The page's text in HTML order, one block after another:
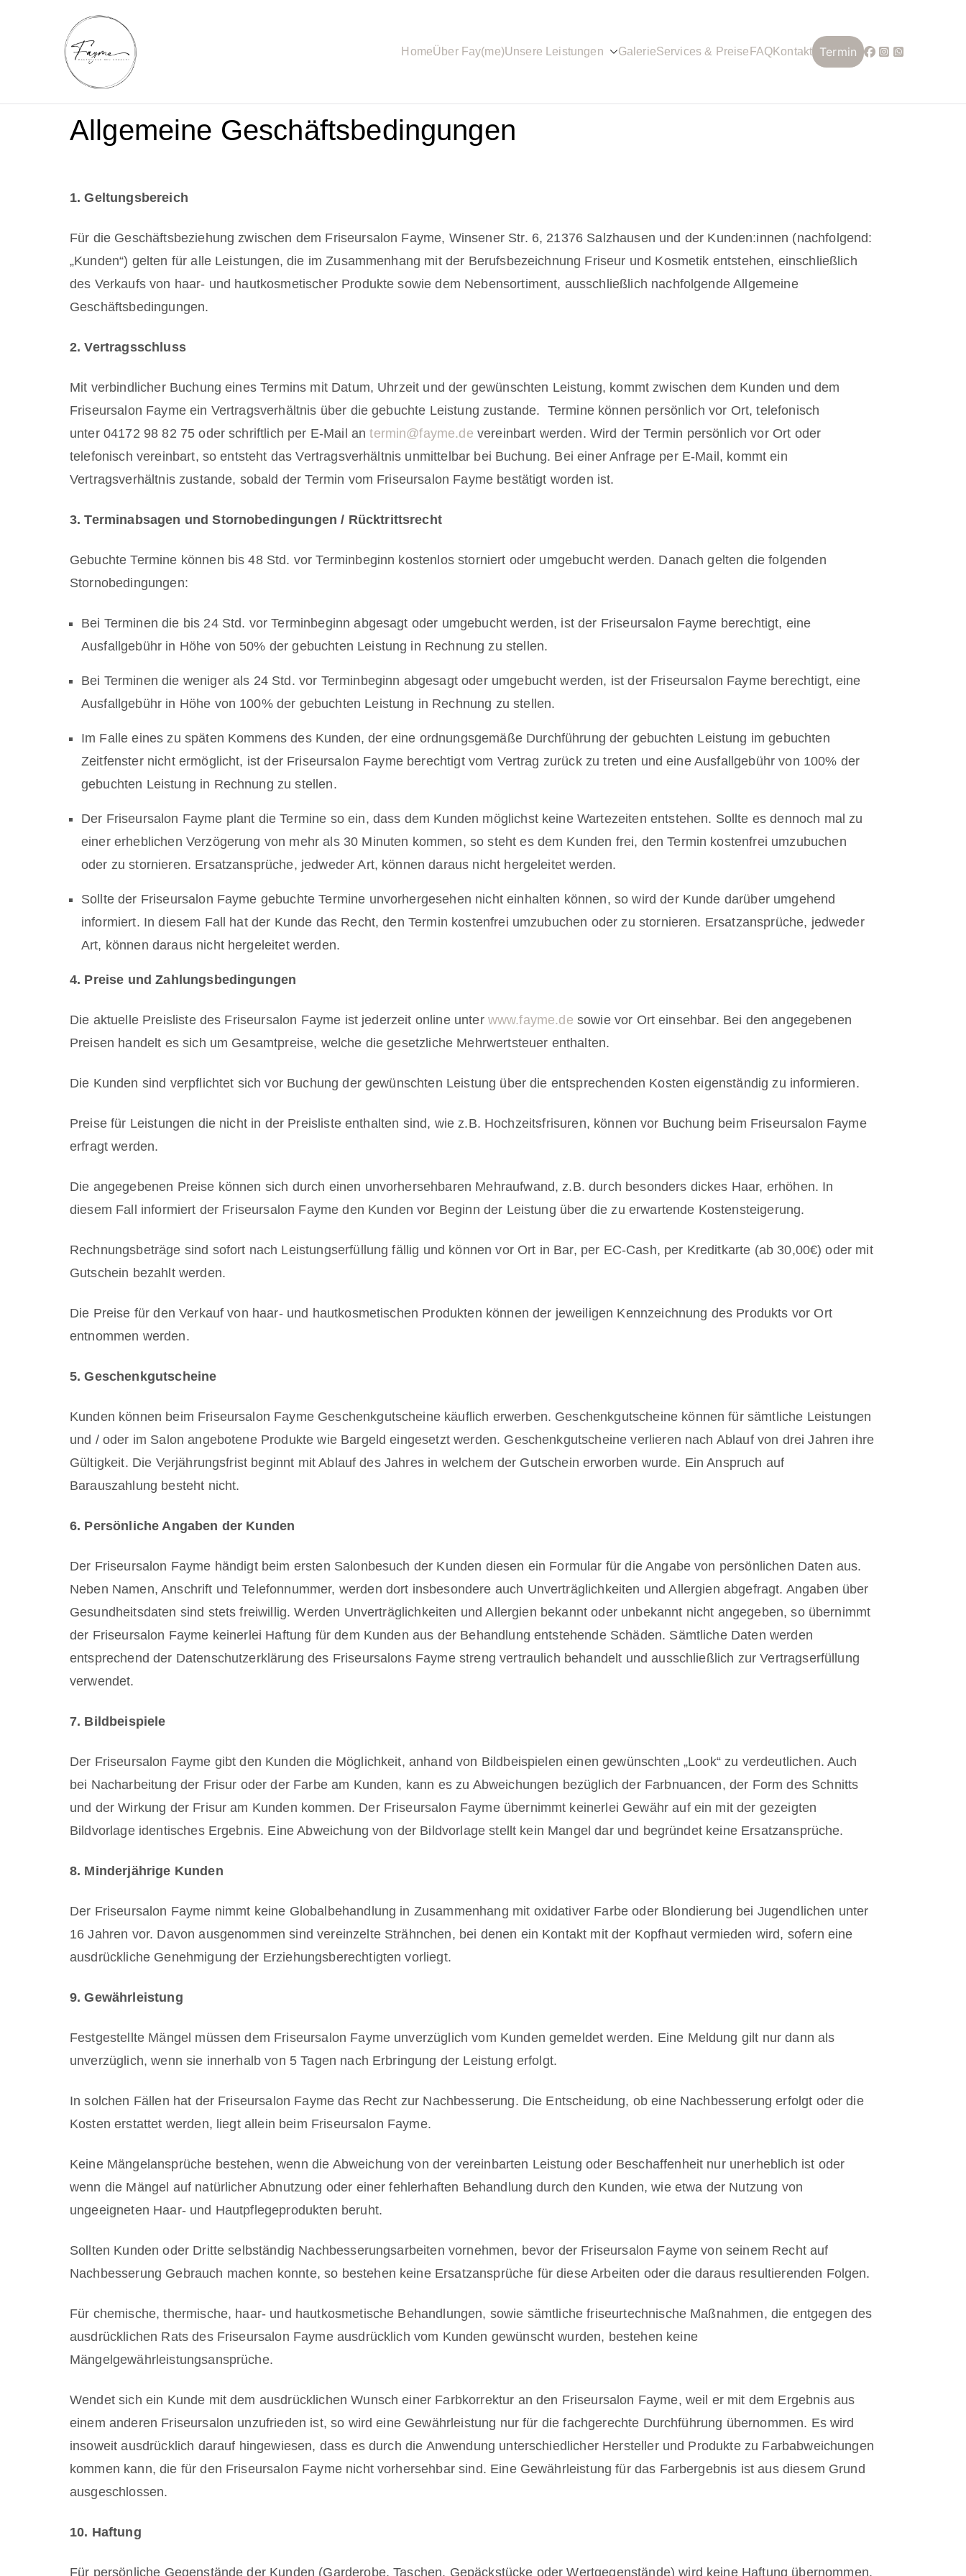
HomeÜber Fay(me)Unsere Leistungen GalerieServices & Preise FAQKontakt Termin
Allgemeine Geschäftsbedingungen
1. Geltungsbereich
Für die Geschäftsbeziehung zwischen dem Friseursalon Fayme, Winsener Str. 6, 21376 Salzhausen und der Kunden:innen (nachfolgend:
„Kunden“) gelten für alle Leistungen, die im Zusammenhang mit der Berufsbezeichnung Friseur und Kosmetik entstehen, einschließlich
des Verkaufs von haar- und hautkosmetischer Produkte sowie dem Nebensortiment, ausschließlich nachfolgende Allgemeine
Geschäftsbedingungen.
2. Vertragsschluss
Mit verbindlicher Buchung eines Termins mit Datum, Uhrzeit und der gewünschten Leistung, kommt zwischen dem Kunden und dem
Friseursalon Fayme ein Vertragsverhältnis über die gebuchte Leistung zustande. Termine können persönlich vor Ort, telefonisch
unter 04172 98 82 75 oder schriftlich per E-Mail antermin@fayme.de vereinbart werden. Wird der Termin persönlich vor Ort oder
telefonisch vereinbart, so entsteht das Vertragsverhältnis unmittelbar bei Buchung. Bei einer Anfrage per E-Mail, kommt ein
Vertragsverhältnis zustande, sobald der Termin vom Friseursalon Fayme bestätigt worden ist.
3. Terminabsagen und Stornobedingungen / Rücktrittsrecht
Gebuchte Termine können bis 48 Std. vor Terminbeginn kostenlos storniert oder umgebucht werden. Danach gelten die folgenden
Stornobedingungen:
Bei Terminen die bis 24 Std. vor Terminbeginn abgesagt oder umgebucht werden, ist der Friseursalon Fayme berechtigt, eine
Ausfallgebühr in Höhe von 50% der gebuchten Leistung in Rechnung zu stellen.
Bei Terminen die weniger als 24 Std. vor Terminbeginn abgesagt oder umgebucht werden, ist der Friseursalon Fayme berechtigt, eine
Ausfallgebühr in Höhe von 100% der gebuchten Leistung in Rechnung zu stellen.
Im Falle eines zu späten Kommens des Kunden, der eine ordnungsgemäße Durchführung der gebuchten Leistung im gebuchten
Zeitfenster nicht ermöglicht, ist der Friseursalon Fayme berechtigt vom Vertrag zurück zu treten und eine Ausfallgebühr von 100% der
gebuchten Leistung in Rechnung zu stellen.
Der Friseursalon Fayme plant die Termine so ein, dass dem Kunden möglichst keine Wartezeiten entstehen. Sollte es dennoch mal zu
einer erheblichen Verzögerung von mehr als 30 Minuten kommen, so steht es dem Kunden frei, den Termin kostenfrei umzubuchen
oder zu stornieren. Ersatzansprüche, jedweder Art, können daraus nicht hergeleitet werden.
Sollte der Friseursalon Fayme gebuchte Termine unvorhergesehen nicht einhalten können, so wird der Kunde darüber umgehend
informiert. In diesem Fall hat der Kunde das Recht, den Termin kostenfrei umzubuchen oder zu stornieren. Ersatzansprüche, jedweder
Art, können daraus nicht hergeleitet werden.
4. Preise und Zahlungsbedingungen
Die aktuelle Preisliste des Friseursalon Fayme ist jederzeit online unter www.fayme.de sowie vor Ort einsehbar. Bei den angegebenen
Preisen handelt es sich um Gesamtpreise, welche die gesetzliche Mehrwertsteuer enthalten.
Die Kunden sind verpflichtet sich vor Buchung der gewünschten Leistung über die entsprechenden Kosten eigenständig zu informieren.
Preise für Leistungen die nicht in der Preisliste enthalten sind, wie z.B. Hochzeitsfrisuren, können vor Buchung beim Friseursalon Fayme
erfragt werden.
Die angegebenen Preise können sich durch einen unvorhersehbaren Mehraufwand, z.B. durch besonders dickes Haar, erhöhen. In
diesem Fall informiert der Friseursalon Fayme den Kunden vor Beginn der Leistung über die zu erwartende Kostensteigerung.
Rechnungsbeträge sind sofort nach Leistungserfüllung fällig und können vor Ort in Bar, per EC-Cash, per Kreditkarte (ab 30,00€) oder mit
Gutschein bezahlt werden.
Die Preise für den Verkauf von haar- und hautkosmetischen Produkten können der jeweiligen Kennzeichnung des Produkts vor Ort
entnommen werden.
5. Geschenkgutscheine
Kunden können beim Friseursalon Fayme Geschenkgutscheine käuflich erwerben. Geschenkgutscheine können für sämtliche Leistungen
und / oder im Salon angebotene Produkte wie Bargeld eingesetzt werden. Geschenkgutscheine verlieren nach Ablauf von drei Jahren ihre
Gültigkeit. Die Verjährungsfrist beginnt mit Ablauf des Jahres in welchem der Gutschein erworben wurde. Ein Anspruch auf
Barauszahlung besteht nicht.
6. Persönliche Angaben der Kunden
Der Friseursalon Fayme händigt beim ersten Salonbesuch der Kunden diesen ein Formular für die Angabe von persönlichen Daten aus.
Neben Namen, Anschrift und Telefonnummer, werden dort insbesondere auch Unverträglichkeiten und Allergien abgefragt. Angaben über
Gesundheitsdaten sind stets freiwillig. Werden Unverträglichkeiten und Allergien bekannt oder unbekannt nicht angegeben, so übernimmt
der Friseursalon Fayme keinerlei Haftung für dem Kunden aus der Behandlung entstehende Schäden. Sämtliche Daten werden
entsprechend der Datenschutzerklärung des Friseursalons Fayme streng vertraulich behandelt und ausschließlich zur Vertragserfüllung
verwendet.
7. Bildbeispiele
Der Friseursalon Fayme gibt den Kunden die Möglichkeit, anhand von Bildbeispielen einen gewünschten „Look“ zu verdeutlichen. Auch
bei Nacharbeitung der Frisur oder der Farbe am Kunden, kann es zu Abweichungen bezüglich der Farbnuancen, der Form des Schnitts
und der Wirkung der Frisur am Kunden kommen. Der Friseursalon Fayme übernimmt keinerlei Gewähr auf ein mit der gezeigten
Bildvorlage identisches Ergebnis. Eine Abweichung von der Bildvorlage stellt kein Mangel dar und begründet keine Ersatzansprüche.
8. Minderjährige Kunden
Der Friseursalon Fayme nimmt keine Globalbehandlung in Zusammenhang mit oxidativer Farbe oder Blondierung bei Jugendlichen unter
16 Jahren vor. Davon ausgenommen sind vereinzelte Strähnchen, bei denen ein Kontakt mit der Kopfhaut vermieden wird, sofern eine
ausdrückliche Genehmigung der Erziehungsberechtigten vorliegt.
9. Gewährleistung
Festgestellte Mängel müssen dem Friseursalon Fayme unverzüglich vom Kunden gemeldet werden. Eine Meldung gilt nur dann als
unverzüglich, wenn sie innerhalb von 5 Tagen nach Erbringung der Leistung erfolgt.
In solchen Fällen hat der Friseursalon Fayme das Recht zur Nachbesserung. Die Entscheidung, ob eine Nachbesserung erfolgt oder die
Kosten erstattet werden, liegt allein beim Friseursalon Fayme.
Keine Mängelansprüche bestehen, wenn die Abweichung von der vereinbarten Leistung oder Beschaffenheit nur unerheblich ist oder
wenn die Mängel auf natürlicher Abnutzung oder einer fehlerhaften Behandlung durch den Kunden, wie etwa der Nutzung von
ungeeigneten Haar- und Hautpflegeprodukten beruht.
Sollten Kunden oder Dritte selbständig Nachbesserungsarbeiten vornehmen, bevor der Friseursalon Fayme von seinem Recht auf
Nachbesserung Gebrauch machen konnte, so bestehen keine Ersatzansprüche für diese Arbeiten oder die daraus resultierenden Folgen.
Für chemische, thermische, haar- und hautkosmetische Behandlungen, sowie sämtliche friseurtechnische Maßnahmen, die entgegen des
ausdrücklichen Rats des Friseursalon Fayme ausdrücklich vom Kunden gewünscht wurden, bestehen keine
Mängelgewährleistungsansprüche.
Wendet sich ein Kunde mit dem ausdrücklichen Wunsch einer Farbkorrektur an den Friseursalon Fayme, weil er mit dem Ergebnis aus
einem anderen Friseursalon unzufrieden ist, so wird eine Gewährleistung nur für die fachgerechte Durchführung übernommen. Es wird
insoweit ausdrücklich darauf hingewiesen, dass es durch die Anwendung unterschiedlicher Hersteller und Produkte zu Farbabweichungen
kommen kann, die für den Friseursalon Fayme nicht vorhersehbar sind. Eine Gewährleistung für das Farbergebnis ist aus diesem Grund
ausgeschlossen.
10. Haftung
Für persönliche Gegenstände der Kunden (Garderobe, Taschen, Gepäckstücke oder Wertgegenstände) wird keine Haftung übernommen.